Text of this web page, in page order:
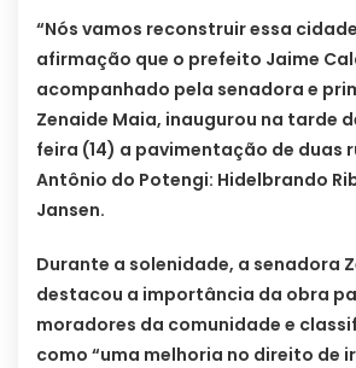
“Nós vamos reconstruir essa
afirmação que o prefeito Jaime
acompanhado pela senadora e
Zenaide Maia, inaugurou na tarde
feira (14) a pavimentação de duas
Antônio do Potengi: Hidelbrando
Jansen.
Durante a solenidade, a senadora
destacou a importância da obra
moradores da comunidade e
como “uma melhoria no direito de